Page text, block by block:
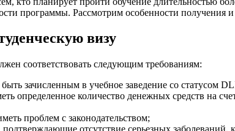
программы. Рассмотрим особенности получения
визу
соответствовать следующим требованиям:
зачисленным в учебное заведение со статусом
определенное количество денежных средств на
проблем с законодательством;